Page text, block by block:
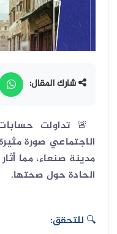
شارك المقال:
🚨 تداولت
الاجتماعي صورة
مدينة صنعاء، مما
الحادة حول صحتها.
🔍 للتحقق: